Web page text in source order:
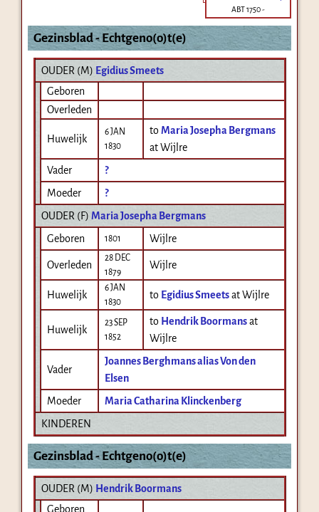
ABT 1750-
Gezinsblad - Echtgeno(o)t(e)
OUDER (M) Egidius Smeets
Geboren
Overleden
Huwelijk
6 JAN
1830
toMaria Josepha Bergmans
at Wijlre
Vader
?
Moeder
?
OUDER (F) Maria Josepha Bergmans
Geboren
1801 Wijlre
Overleden
28 DEC
1879
Wijlre
Huwelijk
6 JAN
1830
to Egidius Smeets at Wijlre
Huwelijk
23 SEP
1852
to Hendrik Boormans at
Wijlre
Vader
Joannes Berghmans alias Von den
Elsen
Moeder
Maria Catharina Klinckenberg
KINDEREN
Gezinsblad - Echtgeno(o)t(e)
OUDER (M) Hendrik Boormans
Geboren